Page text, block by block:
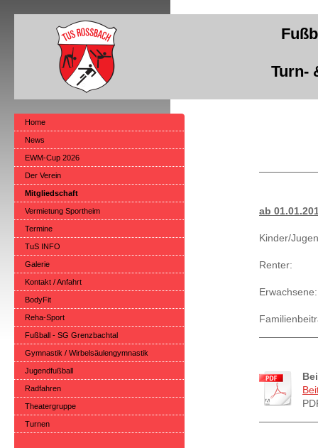
Turn-
ab
Kinder/
Renter:
Home
News
EWM-Cup 2026
Der Verein
Mitgliedschaft
Vermietung Sportheim
Termine
TuS INFO
Galerie
Kontakt / Anfahrt
BodyFit
Reha-Sport
Fußball - SG Grenzbachtal
Gymnastik / Wirbelsäulengymnastik
Jugendfußball
Radfahren
Theatergruppe
Turnen